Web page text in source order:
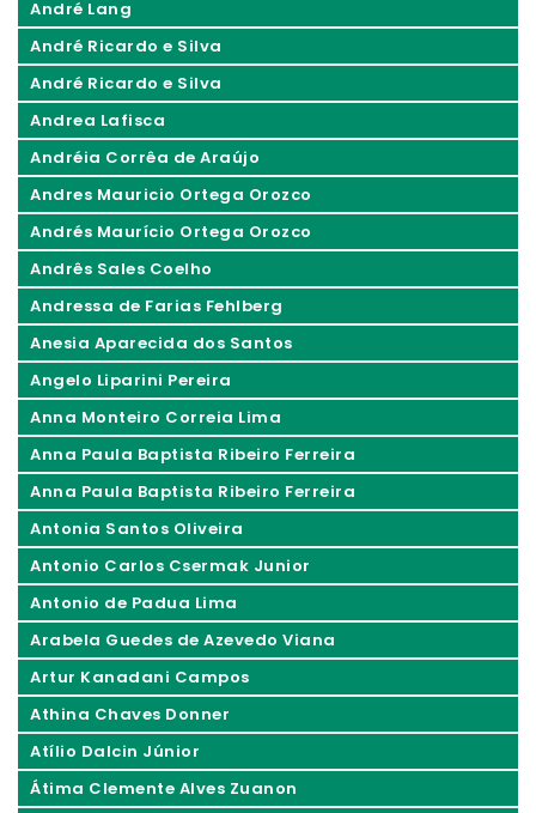
André Lang
André Ricardo e Silva
André Ricardo e Silva
Andrea Lafisca
Andréia Corrêa de Araújo
Andres Mauricio Ortega Orozco
Andrés Maurício Ortega Orozco
Andrês Sales Coelho
Andressa de Farias Fehlberg
Anesia Aparecida dos Santos
Angelo Liparini Pereira
Anna Monteiro Correia Lima
Anna Paula Baptista Ribeiro Ferreira
Anna Paula Baptista Ribeiro Ferreira
Antonia Santos Oliveira
Antonio Carlos Csermak Junior
Antonio de Padua Lima
Arabela Guedes de Azevedo Viana
Artur Kanadani Campos
Athina Chaves Donner
Atílio Dalcin Júnior
Átima Clemente Alves Zuanon